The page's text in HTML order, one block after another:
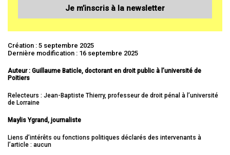
Je m’inscris à la newsletter
Création : 5 septembre 2025
Dernière modification : 16 septembre 2025
Auteur : Guillaume Baticle, doctorant en droit public à l’université de
Poitiers
Relecteurs : Jean-Baptiste Thierry, professeur de droit pénal à l’université
de Lorraine
Maylis Ygrand, journaliste
Liens d’intérêts ou fonctions politiques déclarés des intervenants à
l’article : aucun